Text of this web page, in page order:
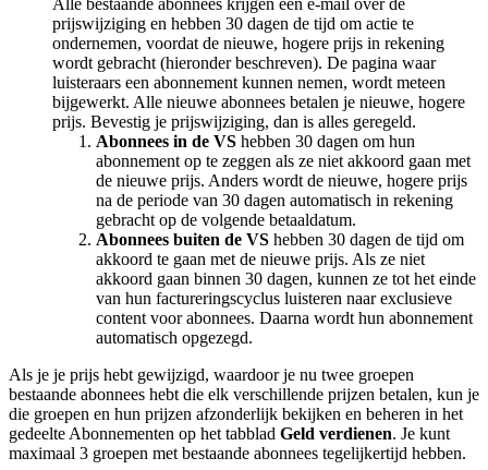
prijswijziging en hebben 30 dagen de tijd om actie te
ondernemen, voordat de nieuwe, hogere prijs in rekening
wordt gebracht (hieronder beschreven). De pagina waar
luisteraars een abonnement kunnen nemen, wordt meteen
bijgewerkt. Alle nieuwe abonnees betalen je nieuwe, hogere
prijs. Bevestig je prijswijziging, dan is alles geregeld.
Abonnees in de VS hebben 30 dagen om hun
abonnement op te zeggen als ze niet akkoord gaan met
de nieuwe prijs. Anders wordt de nieuwe, hogere prijs
na de periode van 30 dagen automatisch in rekening
gebracht op de volgende betaaldatum.
Abonnees buiten de VS hebben 30 dagen de tijd om
akkoord te gaan met de nieuwe prijs. Als ze niet
akkoord gaan binnen 30 dagen, kunnen ze tot het einde
van hun factureringscyclus luisteren naar exclusieve
content voor abonnees. Daarna wordt hun abonnement
automatisch opgezegd.
Als je je prijs hebt gewijzigd, waardoor je nu twee groepen
bestaande abonnees hebt die elk verschillende prijzen betalen, kun je
die groepen en hun prijzen afzonderlijk bekijken en beheren in het
gedeelte Abonnementen op het tabblad Geld verdienen. Je kunt
maximaal 3 groepen met bestaande abonnees tegelijkertijd hebben.